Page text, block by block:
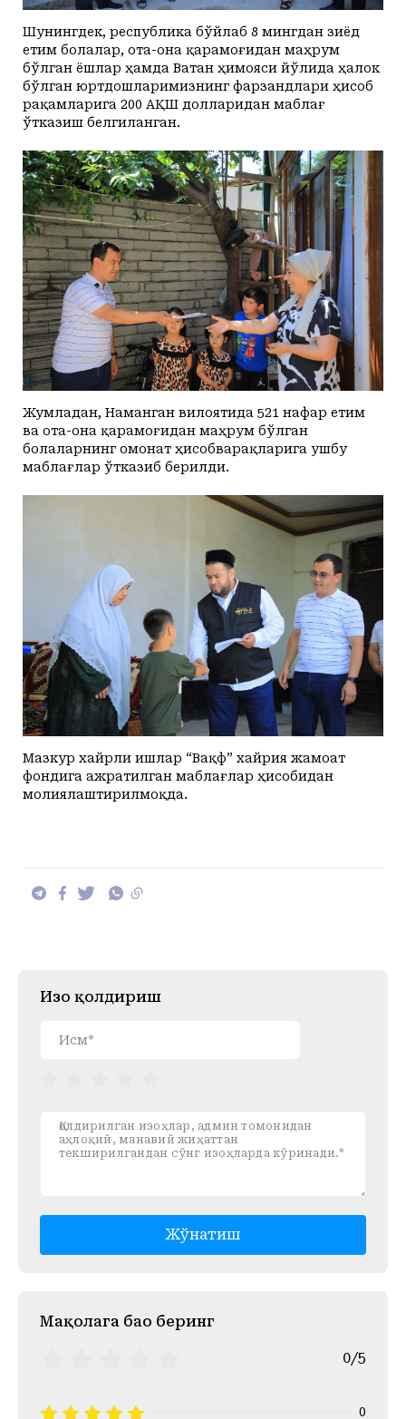
Шунингдек, республика бўйлаб 8 мингдан зиёд
етим болалар, ота-она қарамоғидан маҳрум
бўлган ёшлар ҳамда Ватан ҳимояси йўлида ҳалок
бўлган юртдошларимизнинг фарзандлари ҳисоб
рақамларига 200 АҚШ долларидан маблағ
ўтказиш белгиланган.
Жумладан, Наманган вилоятида 521 нафар етим
ва ота-она қарамоғидан маҳрум бўлган
болаларнинг омонат ҳисобварақларига ушбу
маблағлар ўтказиб берилди.
Мазкур хайрли ишлар “Вақф” хайрия жамоат
фондига ажратилган маблағлар ҳисобидан
молиялаштирилмоқда.
Изоҳ қолдириш
Жўнатиш
Mақолага баҳо беринг
0/5
0